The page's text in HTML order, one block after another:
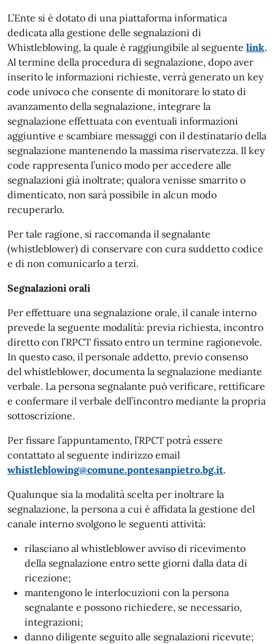
L’Ente si è dotato di una piattaforma informatica
dedicata alla gestione delle segnalazioni di
Whistleblowing, la quale è raggiungibile al seguente link.
Al termine della procedura di segnalazione, dopo aver
inserito le informazioni richieste, verrà generato un key
code univoco che consente di monitorare lo stato di
avanzamento della segnalazione, integrare la
segnalazione effettuata con eventuali informazioni
aggiuntive e scambiare messaggi con il destinatario della
segnalazione mantenendo la massima riservatezza. Il key
code rappresenta l’unico modo per accedere alle
segnalazioni già inoltrate; qualora venisse smarrito o
dimenticato, non sarà possibile in alcun modo
recuperarlo.
Per tale ragione, si raccomanda il segnalante
(whistleblower) di conservare con cura suddetto codice
e di non comunicarlo a terzi.
Segnalazioni orali
Per effettuare una segnalazione orale, il canale interno
prevede la seguente modalità: previa richiesta, incontro
diretto con l’RPCT fissato entro un termine ragionevole.
In questo caso, il personale addetto, previo consenso
del whistleblower, documenta la segnalazione mediante
verbale. La persona segnalante può verificare, rettificare
e confermare il verbale dell’incontro mediante la propria
sottoscrizione.
Per fissare l’appuntamento, l’RPCT potrà essere
contattato al seguente indirizzo email
whistleblowing@comune.pontesanpietro.bg.it.
Qualunque sia la modalità scelta per inoltrare la
segnalazione, la persona a cui è affidata la gestione del
canale interno svolgono le seguenti attività:
rilasciano al whistleblower avviso di ricevimento
della segnalazione entro sette giorni dalla data di
ricezione;
mantengono le interlocuzioni con la persona
segnalante e possono richiedere, se necessario,
integrazioni;
danno diligente seguito alle segnalazioni ricevute;